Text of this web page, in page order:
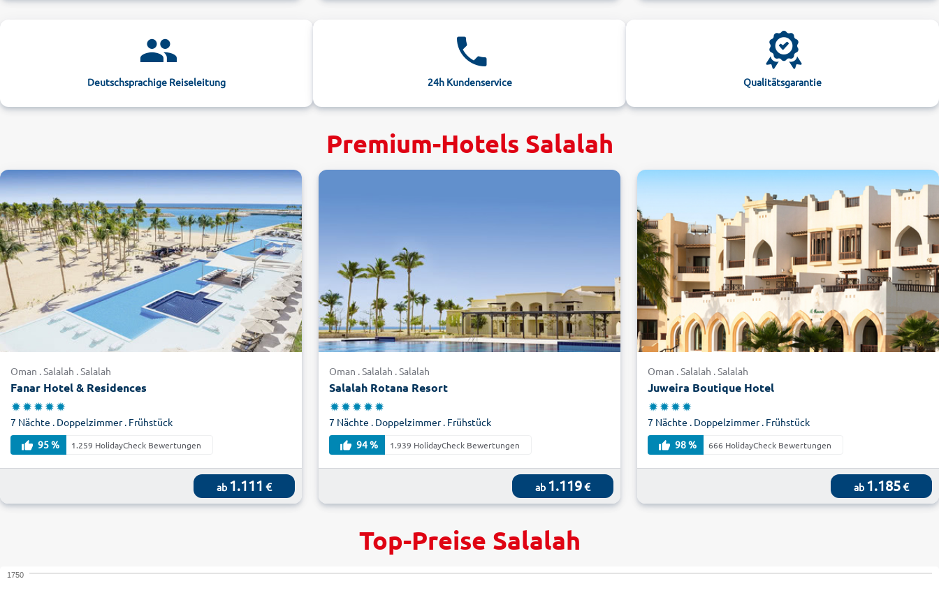
Deutschsprachige Reiseleitung 24h Kundenservice Qualitätsgarantie
Premium-Hotels Salalah
Oman . Salalah . Salalah
Fanar Hotel & Residences
7 Nächte . Doppelzimmer . Frühstück
95 %
1.259 HolidayCheck Bewertungen
ab 1.111 €
Oman . Salalah . Salalah
Salalah Rotana Resort
7 Nächte . Doppelzimmer . Frühstück
94 %
1.939 HolidayCheck Bewertungen
ab 1.119€
Oman . Salalah . Salalah
Juweira Boutique Hotel
7 Nächte . Doppelzimmer . Frühstück
98 %
666 HolidayCheck Bewertungen
ab 1.185€
Top-Preise Salalah
1750